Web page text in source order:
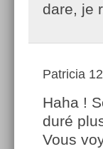
dare, je
Patricia
Haha !
duré
Vous